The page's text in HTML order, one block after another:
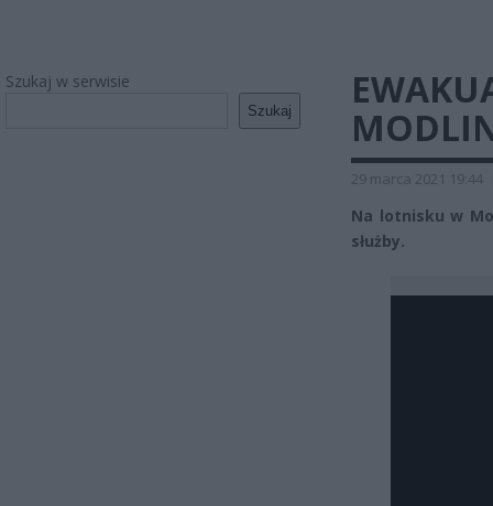
Szukaj w serwisie
Szukaj
29 marca 2021 19:44
Na lotnisku w
służby.